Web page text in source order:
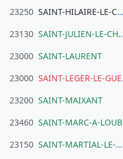
23250 SAINT-HILAIRE-LE-CHATEAU
23130 SAINT-JULIEN-LE-CHATEL
23000 SAINT-LAURENT
23000 SAINT-LEGER-LE-GUERETOIS
23200 SAINT-MAIXANT
23460 SAINT-MARC-A-LOUBAUD
23150 SAINT-MARTIAL-LE-MONT